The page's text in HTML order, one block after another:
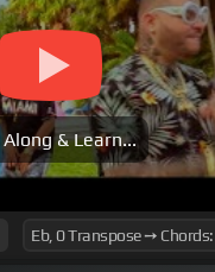
& Learn...